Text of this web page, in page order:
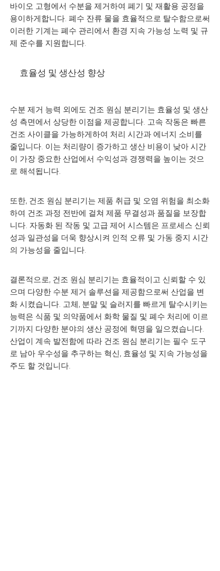
바이오 고형에서 수분을 제거하여 폐기 및 재활용 공정을
용이하게합니다. 폐수 잔류 물을 효율적으로 탈수함으로써
이러한 기계는 폐수 관리에서 환경 지속 가능성 노력 및 규
제 준수를 지원합니다.
효율성 및 생산성 향상
수분 제거 능력 외에도 건조 원심 분리기는 효율성 및 생산
성 측면에서 상당한 이점을 제공합니다. 고속 작동은 빠른
건조 사이클을 가능하게하여 처리 시간과 에너지 소비를
줄입니다. 이는 처리량이 증가하고 생산 비용이 낮아 시간
이 가장 중요한 산업에서 수익성과 경쟁력을 높이는 것으
로 해석됩니다.
또한, 건조 원심 분리기는 제품 취급 및 오염 위험을 최소화
하여 건조 과정 전반에 걸쳐 제품 무결성과 품질을 보장합
니다. 자동화 된 작동 및 고급 제어 시스템은 프로세스 신뢰
성과 일관성을 더욱 향상시켜 인적 오류 및 가동 중지 시간
의 가능성을 줄입니다.
결론적으로, 건조 원심 분리기는 효율적이고 신뢰할 수 있
으며 다양한 수분 제거 솔루션을 제공함으로써 산업을 변
화 시켰습니다. 고체, 분말 및 슬러지를 빠르게 탈수시키는
능력은 식품 및 의약품에서 화학 물질 및 폐수 처리에 이르
기까지 다양한 분야의 생산 공정에 혁명을 일으켰습니다.
산업이 계속 발전함에 따라 건조 원심 분리기는 필수 도구
로 남아 우수성을 추구하는 혁신, 효율성 및 지속 가능성을
주도 할 것입니다.